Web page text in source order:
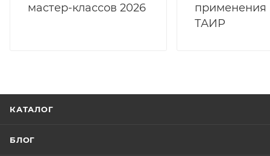
мастер-классов 2026
применения
ТАИР
КАТАЛОГ
БЛОГ